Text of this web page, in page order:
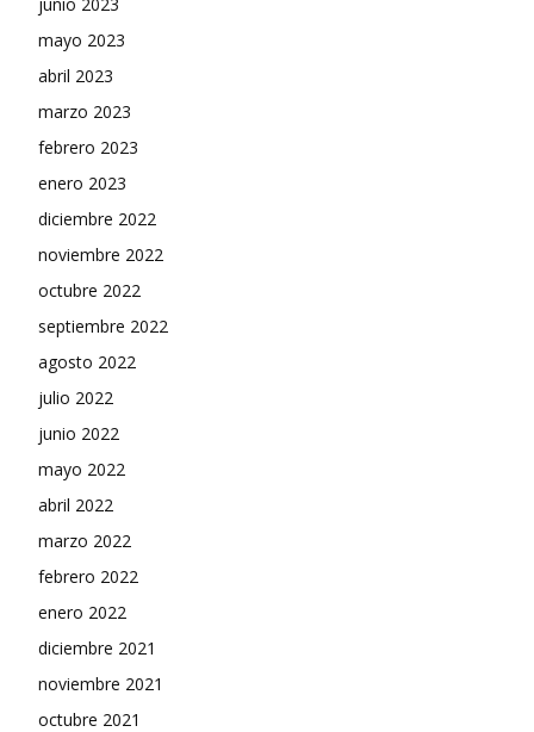
mayo 2023
abril 2023
marzo 2023
febrero 2023
enero 2023
diciembre 2022
noviembre 2022
octubre 2022
septiembre 2022
agosto 2022
julio 2022
junio 2022
mayo 2022
abril 2022
marzo 2022
febrero 2022
enero 2022
diciembre 2021
noviembre 2021
octubre 2021